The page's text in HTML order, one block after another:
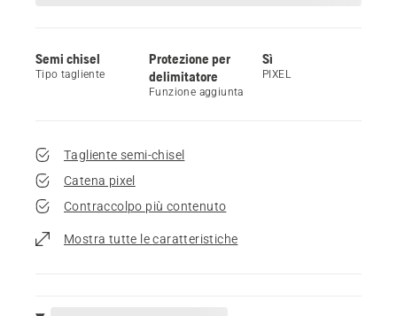
Semi chisel
Tipo tagliente
Protezione per
delimitatore
Funzione aggiunta
Sì
PIXEL
Tagliente semi-chisel
Catena pixel
Contraccolpo più contenuto
Mostra tutte le caratteristiche